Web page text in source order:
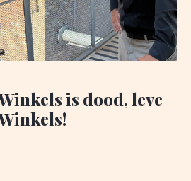
is dood, leve